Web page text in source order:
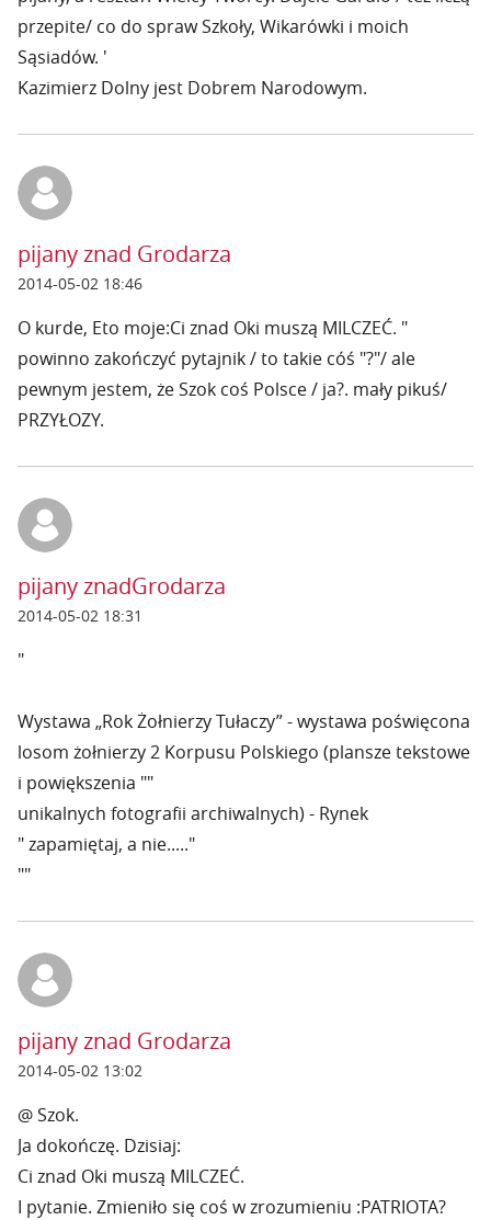
przepite/ co do spraw Szkoły, Wikarówki i moich
Sąsiadów. '
Kazimierz Dolny jest Dobrem Narodowym.
pijany znad Grodarza
2014-05-02 18:46
O kurde, Eto moje:Ci znad Oki muszą MILCZEĆ. "
powinno zakończyć pytajnik / to takie cóś "?"/ ale
pewnym jestem, że Szok coś Polsce / ja?. mały pikuś/
PRZYŁOZY.
pijany znadGrodarza
2014-05-02 18:31
"
Wystawa „Rok Żołnierzy Tułaczy” - wystawa poświęcona
losom żołnierzy 2 Korpusu Polskiego (plansze tekstowe
i powiększenia ""
unikalnych fotografii archiwalnych) - Rynek
" zapamiętaj, a nie....."
""
pijany znad Grodarza
2014-05-02 13:02
@ Szok.
Ja dokończę. Dzisiaj:
Ci znad Oki muszą MILCZEĆ.
I pytanie. Zmieniło się coś w zrozumieniu :PATRIOTA?